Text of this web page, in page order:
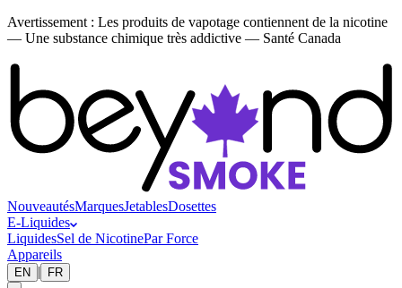
Avertissement : Les produits de vapotage contiennent de la nicotine
— Une substance chimique très addictive — Santé Canada
NouveautésMarquesJetablesDosettes
E-Liquides
LiquidesSel de NicotinePar Force
Appareils
EN | FR